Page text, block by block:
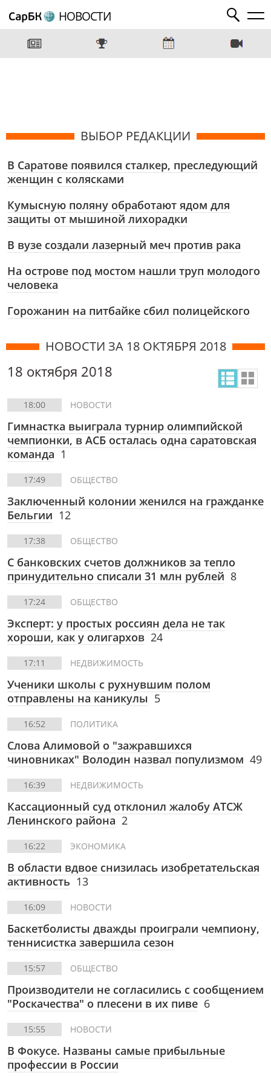
НОВОСТИ
ВЫБОР РЕДАКЦИИ
В Саратове появился сталкер, преследующий
женщин с колясками
Кумысную поляну обработают ядом для
защиты от мышиной лихорадки
В вузе создали лазерный меч против рака
На острове под мостом нашли труп молодого
человека
Горожанин на питбайке сбил полицейского
НОВОСТИ ЗА 18 ОКТЯБРЯ 2018
18 октября 2018
18:00 НОВОСТИ
Гимнастка выиграла турнир олимпийской
чемпионки, в АСБ осталась одна саратовская
команда 1
17:49 ОБЩЕСТВО
Заключенный колонии женился на гражданке
Бельгии 12
17:38 ОБЩЕСТВО
С банковских счетов должников за тепло
принудительно списали 31 млн рублей 8
17:24 ОБЩЕСТВО
Эксперт: у простых россиян дела не так
хороши, как у олигархов 24
17:11 НЕДВИЖИМОСТЬ
Ученики школы с рухнувшим полом
отправлены на каникулы 5
16:52 ПОЛИТИКА
Слова Алимовой о "зажравшихся
чиновниках" Володин назвал популизмом 49
16:39 НЕДВИЖИМОСТЬ
Кассационный суд отклонил жалобу АТСЖ
Ленинского района 2
16:22 ЭКОНОМИКА
В области вдвое снизилась изобретательская
активность 13
16:09 НОВОСТИ
Баскетболисты дважды проиграли чемпиону,
теннисистка завершила сезон
15:57 ОБЩЕСТВО
Производители не согласились с сообщением
"Роскачества" о плесени в их пиве 6
15:55 НОВОСТИ
В Фокусе. Названы самые прибыльные
профессии в России